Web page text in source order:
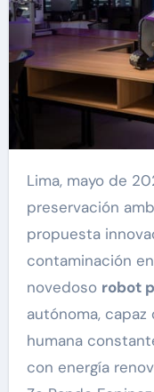
Lima, mayo de 2026.- La tecnología y la
preservación
propuesta
contaminación
novedoso robot
autónoma,
humana
con energía